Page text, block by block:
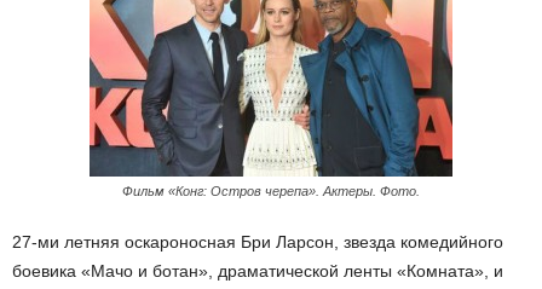
Фильм «Конг: Остров черепа». Актеры. Фото.
27-ми летняя оскароносная Бри Ларсон, звезда комедийного
боевика «Мачо и ботан», драматической ленты «Комната», и